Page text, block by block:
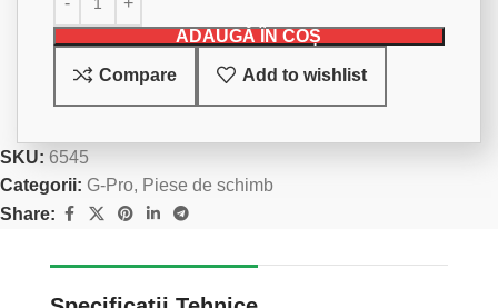
ADAUGĂ ÎN COȘ
Compare Add to wishlist
SKU: 6545
Categorii: G-Pro, Piese de schimb
Share: